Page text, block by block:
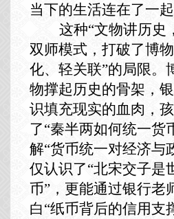
当下的生活连在了一起
这种“文物讲历史
双师模式，打破了博
化、轻关联”的局限。
物撑起历史的骨架，
识填充现实的血肉，
了“秦半两如何统一货
解“货币统一对经济与
仅认识了“北宋交子是
币”，更能通过银行老
白“纸币背后的信用支